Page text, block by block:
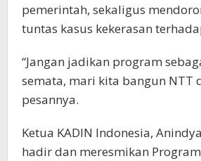
pemerintah, sekaligus
tuntas kasus kekerasan
“Jangan jadikan program
semata, mari kita bangun NTT
pesannya.
Ketua KADIN Indonesia,
hadir dan meresmikan Program